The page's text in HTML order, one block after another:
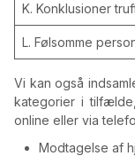
K. Konklusioner
L. Følsomme
Vi kan også
kategorier i
online eller via
Modtagelse af